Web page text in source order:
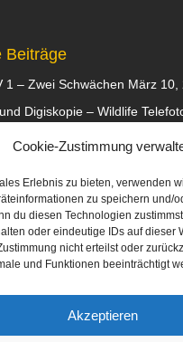
Cookie-Zustimmung
Erlebnis zu bieten, verwenden
zu speichern und/
du diesen Technologien
oder eindeutige IDs auf dieser
nicht erteilst oder
und Funktionen beeinträchtigt
Akzeptieren
Beiträge
1 – Zwei Schwächen März 10,
Digiskopie – Wildlife
Februar 8, 2020
wegen Fotos Januar 31,
nimmt am Amazon-
verdiene ich an qualifizierten
von Werbeanzeigen